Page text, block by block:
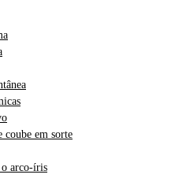
coube em sorte
arco-íris